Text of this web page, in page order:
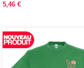
5,46 €